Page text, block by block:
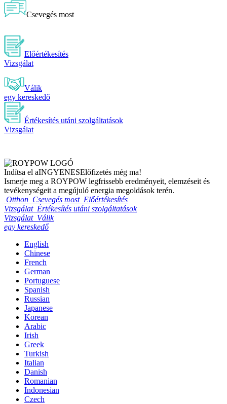
Csevegés most
Előértékesítés
Vizsgálat
Válik
egy kereskedő
Értékesítés utáni szolgáltatások
Vizsgálat
Indítsa el aINGYENESElőfizetés még ma!
Ismerje meg a ROYPOW legfrissebb eredményeit, elemzéseit és
tevékenységeit a megújuló energia megoldások terén.
Otthon Csevegés most Előértékesítés
Vizsgálat Értékesítés utáni szolgáltatások
Vizsgálat Válik
egy kereskedő
English
Chinese
French
German
Portuguese
Spanish
Russian
Japanese
Korean
Arabic
Irish
Greek
Turkish
Italian
Danish
Romanian
Indonesian
Czech